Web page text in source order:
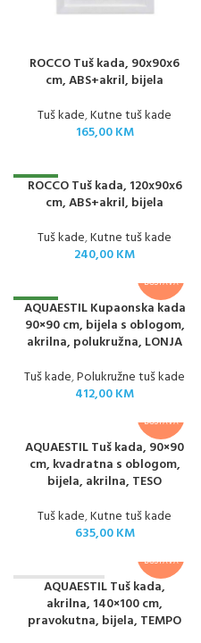
ROCCO Tuš kada, 90x90x6
cm, ABS+akril, bijela
Tuš kade,Kutne tuš kade
165,00KM
NOVO
ROCCO Tuš kada, 120x90x6
cm, ABS+akril, bijela
Tuš kade,Kutne tuš kade
240,00KM
NOVO
DOSTAVA
AQUAESTIL Kupaonska kada
90×90 cm, bijela s oblogom,
akrilna, polukružna, LONJA
Tuš kade,Polukružne tuš kade
412,00KM
DOSTAVA
AQUAESTIL Tuš kada, 90×90
cm, kvadratna s oblogom,
bijela, akrilna, TESO
Tuš kade,Kutne tuš kade
635,00KM
NEMA NA STANJ
U
DOSTAVA
AQUAESTIL Tuš kada,
akrilna, 140×100 cm,
pravokutna, bijela, TEMPO